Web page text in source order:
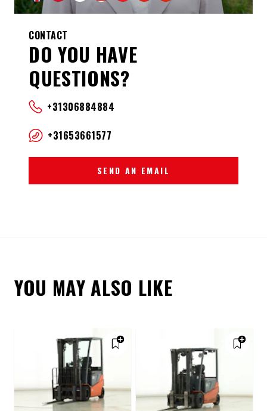
CONTACT
DO YOU HAVE
QUESTIONS?
+31306884884
+31653661577
SEND AN EMAIL
YOU MAY ALSO LIKE